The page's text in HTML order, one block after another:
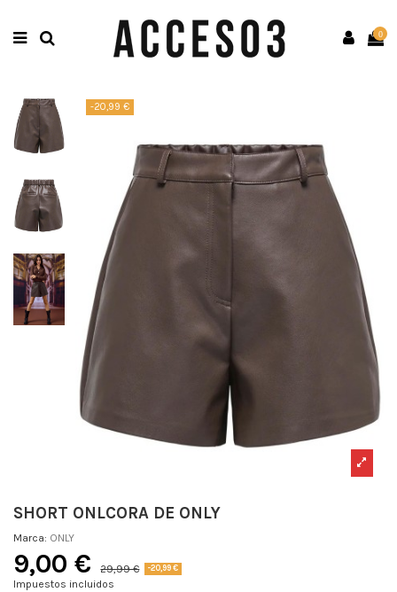
0
-20,99 €
SHORT ONLCORA DE ONLY
Marca: ONLY
9,00 € 29,99 € -20,99 €
Impuestos incluidos